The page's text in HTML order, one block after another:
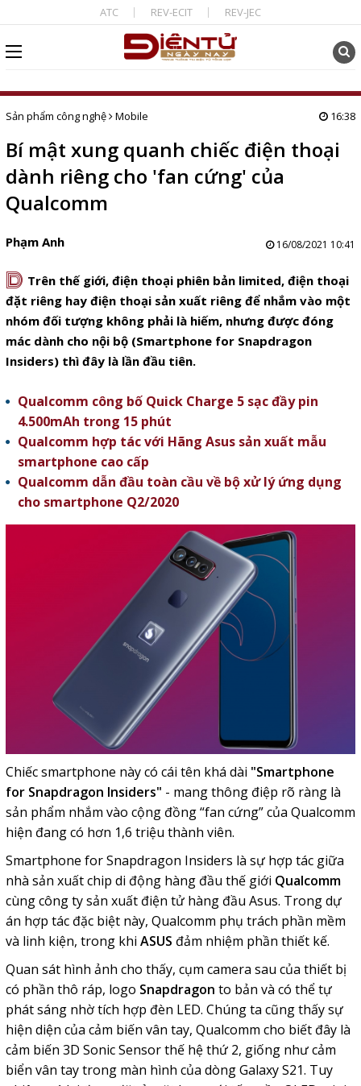
ATC REV-ECIT REV-JEC
Sản phẩm công nghệ Mobile 16:38
Bí mật xung quanh chiếc điện thoại
dành riêng cho 'fan cứng' của
Qualcomm
Phạm Anh 16/08/2021 10:41
D Trên thế giới, điện thoại phiên bản limited, điện thoại
đặt riêng hay điện thoại sản xuất riêng để nhắm vào một
nhóm đối tượng không phải là hiếm, nhưng được đóng
mác dành cho nội bộ (Smartphone for Snapdragon
Insiders) thì đây là lần đầu tiên.
Qualcomm công bố Quick Charge 5 sạc đầy pin
4.500mAh trong 15 phút
Qualcomm hợp tác với Hãng Asus sản xuất mẫu
smartphone cao cấp
Qualcomm dẫn đầu toàn cầu về bộ xử lý ứng dụng
cho smartphone Q2/2020
Chiếc smartphone này có cái tên khá dài "Smartphone
for Snapdragon Insiders" - mang thông điệp rõ ràng là
sản phẩm nhắm vào cộng đồng “fan cứng” của Qualcomm
hiện đang có hơn 1,6 triệu thành viên.
Smartphone for Snapdragon Insiders là sự hợp tác giữa
nhà sản xuất chip di động hàng đầu thế giới Qualcomm
cùng công ty sản xuất điện tử hàng đầu Asus. Trong dự
án hợp tác đặc biệt này, Qualcomm phụ trách phần mềm
và linh kiện, trong khi ASUS đảm nhiệm phần thiết kế.
Quan sát hình ảnh cho thấy, cụm camera sau của thiết bị
có phần thô ráp, logo Snapdragon to bản và có thể tự
phát sáng nhờ tích hợp đèn LED. Chúng ta cũng thấy sự
hiện diện của cảm biến vân tay, Qualcomm cho biết đây là
cảm biến 3D Sonic Sensor thế hệ thứ 2, giống như cảm
biển vân tay trong màn hình của dòng Galaxy S21. Tuy